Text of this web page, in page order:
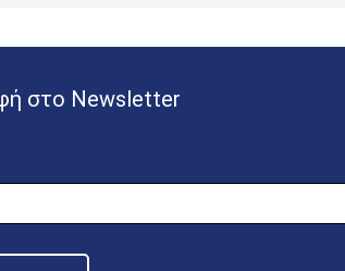
στο Newsletter